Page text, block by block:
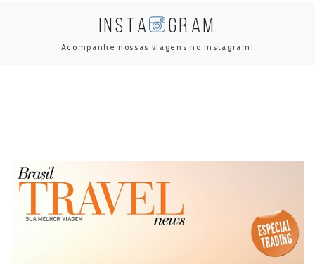
INSTA GRAM
Acompanhe nossas viagens no Instagram!